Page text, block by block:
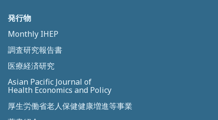
発行物
Monthly IHEP
調査研究報告書
医療経済研究
Asian Pacific Journal of
Health Economics and Policy
厚生労働省老人保健健康増進等事業